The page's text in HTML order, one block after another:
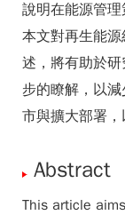
說明在能源管理
本文對再生能
述，將有助於
步的瞭解，以
市與擴大部署，
Abstract
This article